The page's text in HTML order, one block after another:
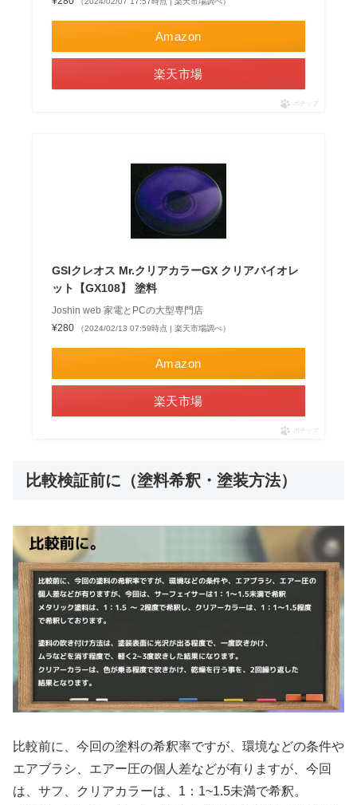
Amazon
楽天市場
ポチップ
GSIクレオス Mr.クリアカラーGX クリアバイオレ
ット【GX108】 塗料
Joshin web 家電とPCの大型専門店
¥280
（2024/02/13 07:59時点 | 楽天市場調べ）
Amazon
楽天市場
ポチップ
比較検証前に（塗料希釈・塗装方法）
比較前に、今回の塗料の希釈率ですが、環境などの条件や
エアブラシ、エアー圧の個人差などが有りますが、今回
は、サフ、クリアカラーは、1：1~1.5未満で希釈。